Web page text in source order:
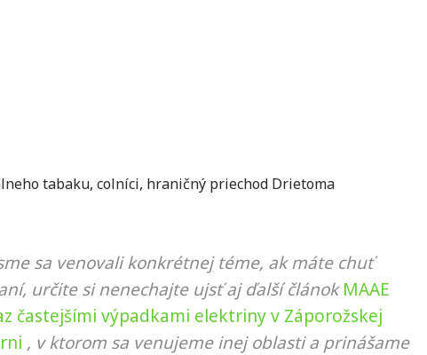
tabaku, colníci, hraničný priechod Drietoma
sa venovali konkrétnej téme, ak máte chuť
určite si nenechajte ujsť aj ďalší článok MAAE
častejšími výpadkami elektriny v Záporožskej
, v ktorom sa venujeme inej oblasti a prinášame